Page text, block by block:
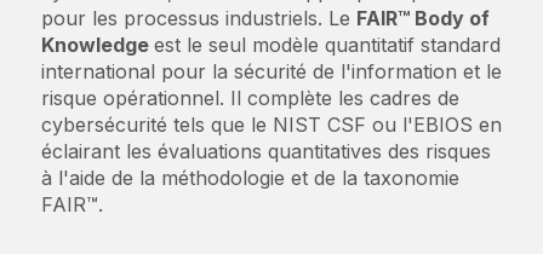
pour les processus industriels. Le FAIR™ Body of
Knowledge est le seul modèle quantitatif standard
international pour la sécurité de l'information et le
risque opérationnel. Il complète les cadres de
cybersécurité tels que le NIST CSF ou l'EBIOS en
éclairant les évaluations quantitatives des risques
à l'aide de la méthodologie et de la taxonomie
FAIR™.